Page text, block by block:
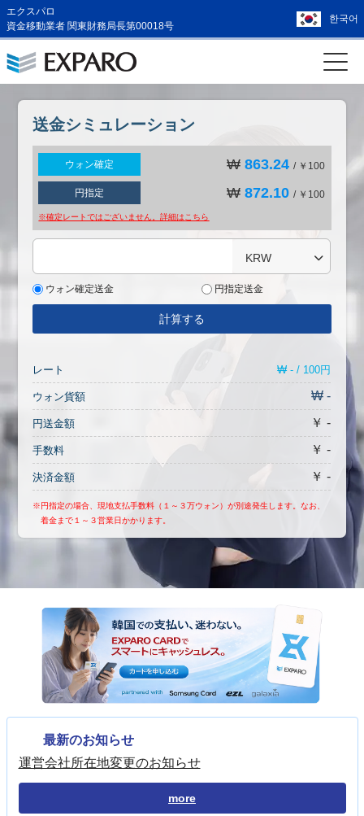
エクスパロ
資金移動業者 関東財務局長第00018号
한국어
送金シミュレーション
ウォン確定 ₩863.24 / ￥100
円指定 ₩872.10 / ￥100
※確定レートではございません。詳細は こちら
KRW
ウォン確定送金 円指定送金
計算する
レート ₩ - / 100円
ウォン貨額 ₩ -
円送金額 ￥ -
手数料 ￥ -
決済金額 ￥ -
※円指定の場合、現地支払手数料（１～３万ウォン）が別途発生します。なお、
着金まで１～３営業日かかります。
最新のお知らせ
運営会社所在地変更のお知らせ
more